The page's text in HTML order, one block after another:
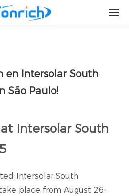
en Intersolar South
São Paulo!